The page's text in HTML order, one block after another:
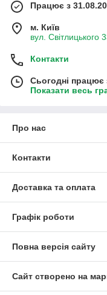
Працює з
м. Київ
вул. Світлицького
Контакти
Сьогодні працює
Показати весь
Про нас
Контакти
Доставка та оплата
Графік роботи
Повна версія сайту
Сайт створено на